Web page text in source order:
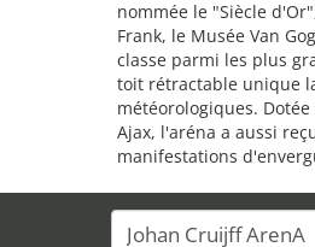
nommée le "Siècle
Frank, le Musée Van
classe parmi les plus
toit rétractable unique
météorologiques.
Ajax, l'aréna a aussi
manifestations